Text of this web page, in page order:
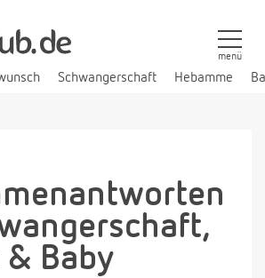
Schwangerschaft Hebamme
menü
Baby